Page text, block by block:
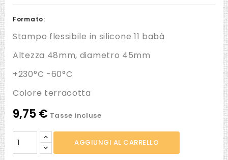
Formato:
Stampo flessibile in silicone 11 babà
Altezza 48mm, diametro 45mm
+230°C -60°C
Colore terracotta
9,75 € Tasse incluse
AGGIUNGI AL CARRELLO